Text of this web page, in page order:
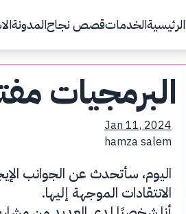
الرئيسيةالخدماتقصص نجاحالمدونة
البرمجيات
Jan 11, 2024
hamza salem
اليوم، سأتحدث عن الجوانب
الانتقادات الموجهة إليها.